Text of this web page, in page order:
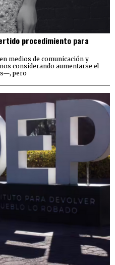
procedimiento para
medios de comunicación y
considerando aumentarse el
pero